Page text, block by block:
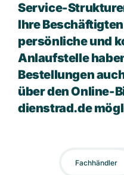
Service-
Ihre
persönliche und
Anlaufstelle
Bestellungen
über den Online-
dienstrad.de
Fachhändler